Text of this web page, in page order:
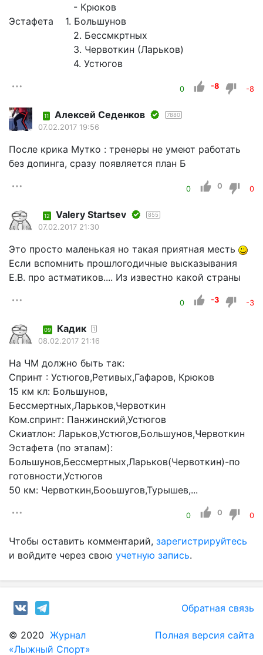
- Крюков
Эстафета 1. Большунов
2. Бессмкртных
3. Червоткин (Ларьков)
4. Устюгов
0 -8 -8
11 Алексей Седенков 7880
07.02.2017 19:56
После крика Мутко : тренеры не умеют работать
без допинга, сразу появляется план Б
0 0 0
12 Valery Startsev 855
07.02.2017 21:30
Это просто маленькая но такая приятная месть
Если вспомнить прошлогодичные высказывания
Е.В. про астматиков.... Из известно какой страны
0 -3 -3
09 Кадик 1
08.02.2017 21:16
На ЧМ должно быть так:
Спринт : Устюгов,Ретивых,Гафаров, Крюков
15 км кл: Большунов,
Бессмертных,Ларьков,Червоткин
Ком.спринт: Панжинский,Устюгов
Скиатлон: Ларьков,Устюгов,Большунов,Червоткин
Эстафета (по этапам):
Большунов,Бессмертных,Ларьков(Червоткин)-по
готовности,Устюгов
50 км: Червоткин,Бооьшугов,Турышев,...
0 0 0
Чтобы оставить комментарий, зарегистрируйтесь
и войдите через свою учетную запись.
Обратная связь
© 2020 Журнал
«Лыжный Спорт»
Полная версия сайта